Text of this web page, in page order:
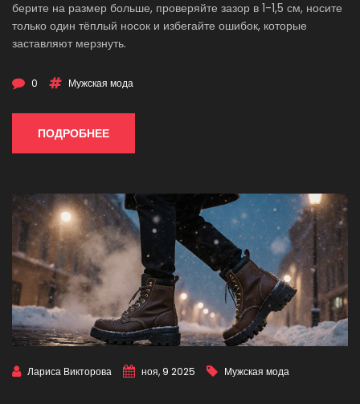
берите на размер больше, проверяйте зазор в 1-1,5 см, носите
только один тёплый носок и избегайте ошибок, которые
заставляют мерзнуть.
0 Мужская мода
ПОДРОБНЕЕ
Лариса Викторова ноя, 9 2025 Мужская мода